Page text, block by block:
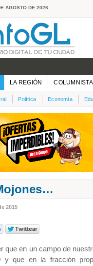
AGOSTO DE 2026
LA REGIÓN
Política Economía
2015
que en un campo de
y que en la fracción